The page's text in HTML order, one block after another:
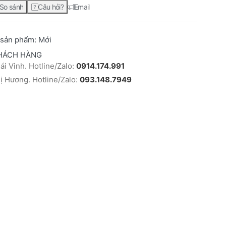
So sánh Câu hỏi? Email
phẩm: Mới
HÀNG
Vinh. Hotline/Zalo: 0914.174.991
Hương. Hotline/Zalo: 093.148.7949